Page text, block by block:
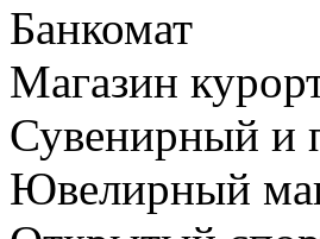
Банкомат
Магазин
Сувенирный и
Ювелирный